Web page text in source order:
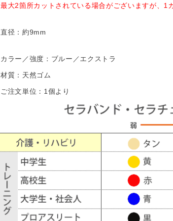
最大2箇所カットされている場合がございますが、1
直径：約9mm
カラー／強度：ブルー／エクストラ
材質：天然ゴム
ご注文単位：1個より